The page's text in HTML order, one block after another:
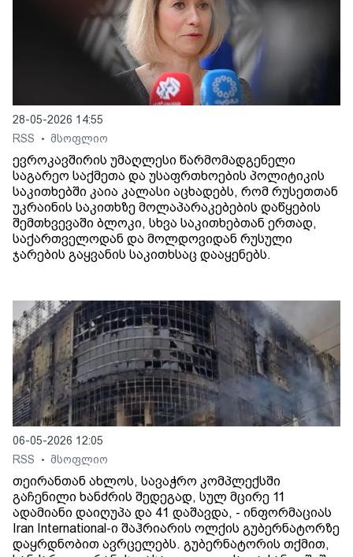
28-05-2026 14:55
RSS
• მსოფლიო
ევროკავშირის უმაღლესი წარმომადგენელი
საგარეო საქმეთა და უსაფრთხოების პოლიტიკის
საკითხებში კაია კალასი აცხადებს, რომ რუსეთთან
უკრაინის საკითხზე მოლაპარაკებების დაწყების
შემთხვევაში ბლოკი, სხვა საკითხებთან ერთად,
საქართველოდან და მოლდოვიდან რუსული
ჯარების გაყვანის საკითხსაც დააყენებს.
06-05-2026 12:05
RSS
• მსოფლიო
თეირანთან ახლოს, სავაჭრო კომპლექსში
გაჩენილი ხანძრის შედეგად, სულ მცირე 11
ადამიანი დაიღუპა და 41 დაშავდა, - ინფორმაციას
Iran International-ი შაჰრიარის ოლქის გუბერნატორზე
დაყრდნობით ავრცელებს. გუბერნატორის თქმით,